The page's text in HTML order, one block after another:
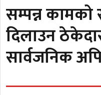
सम्पन्न
दिलाउन
सार्वजनिक